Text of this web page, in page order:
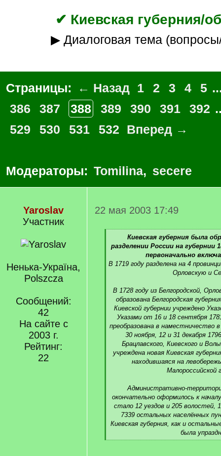
✔ Киевская губерния/
▶ Диалоговая тема
Страницы: ← Назад 1 2 3 4 5
386
387 388 389 390 391 392
529
530 531 532 Вперед →
Модераторы: Tomilina, secere
Yaroslav
Участник
Ненька-Україна,
Polszcza
Сообщений:
42
На сайте с
2003 г.
Рейтинг:
22
22 мая 2003 17:49
q
Киевская губерния была
разделении России на губернии
первоначально
В 1719 году разделена на 4
Орловскую и
В 1728 году из Белгородской,
образована Белгородская
Киевской губернии учреждено
Указами от 16 и 18 сентября
преобразована в наместничество
30 ноября, 12 и 31 декабря
Брацлавского, Киевского и
учреждена новая Киевская
находившаяся на
Малороссийской
Административно-
окончательно оформилось к
стало 12 уездов и 205 волостей,
7339 остальных населённых
Киевская губерния, как и
была
[